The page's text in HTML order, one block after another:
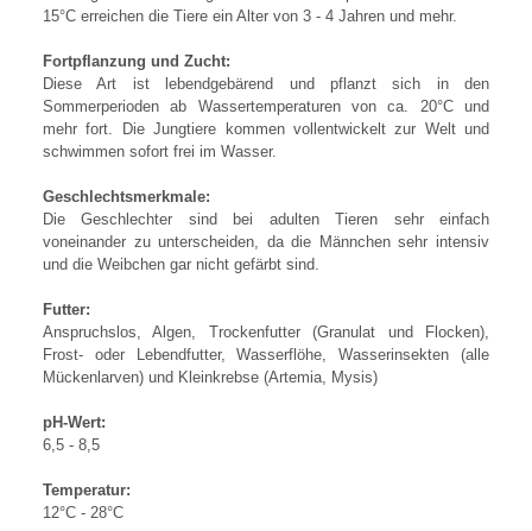
15°C erreichen die Tiere ein Alter von 3 - 4 Jahren und mehr.
Fortpflanzung und Zucht:
Diese Art ist lebendgebärend und pflanzt sich in den
Sommerperioden ab Wassertemperaturen von ca. 20°C und
mehr fort. Die Jungtiere kommen vollentwickelt zur Welt und
schwimmen sofort frei im Wasser.
Geschlechtsmerkmale:
Die Geschlechter sind bei adulten Tieren sehr einfach
voneinander zu unterscheiden, da die Männchen sehr intensiv
und die Weibchen gar nicht gefärbt sind.
Futter:
Anspruchslos, Algen, Trockenfutter (Granulat und Flocken),
Frost- oder Lebendfutter, Wasserflöhe, Wasserinsekten (alle
Mückenlarven) und Kleinkrebse (Artemia, Mysis)
pH-Wert:
6,5 - 8,5
Temperatur:
12°C - 28°C